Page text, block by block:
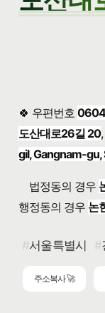
🍀 우편번호
도산대로26길 20
gil, Gangnam-gu,
법정동의 경우
행정동의 경우 논
서울특별시
주소복사 🚀